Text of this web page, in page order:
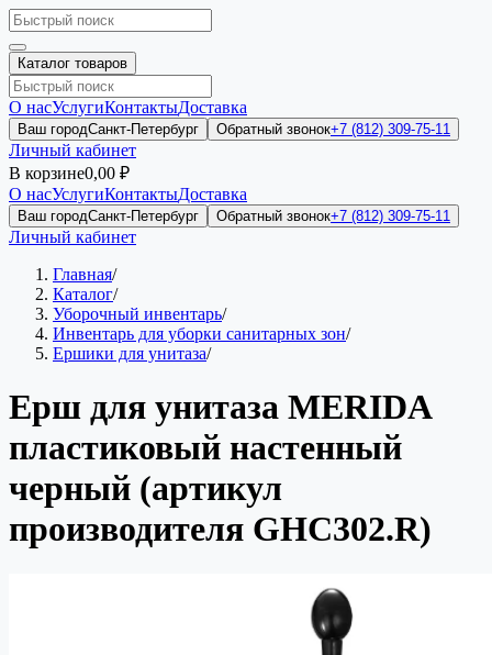
Каталог товаров
О насУслугиКонтактыДоставка
Ваш городСанкт-Петербург Обратный звонок+7 (812) 309-75-11
Личный кабинет
В корзине0,00 ₽
О насУслугиКонтактыДоставка
Ваш городСанкт-Петербург Обратный звонок+7 (812) 309-75-11
Личный кабинет
Главная/
Каталог/
Уборочный инвентарь/
Инвентарь для уборки санитарных зон/
Ершики для унитаза/
Ерш для унитаза MERIDA
пластиковый настенный
черный (артикул
производителя GHC302.R)